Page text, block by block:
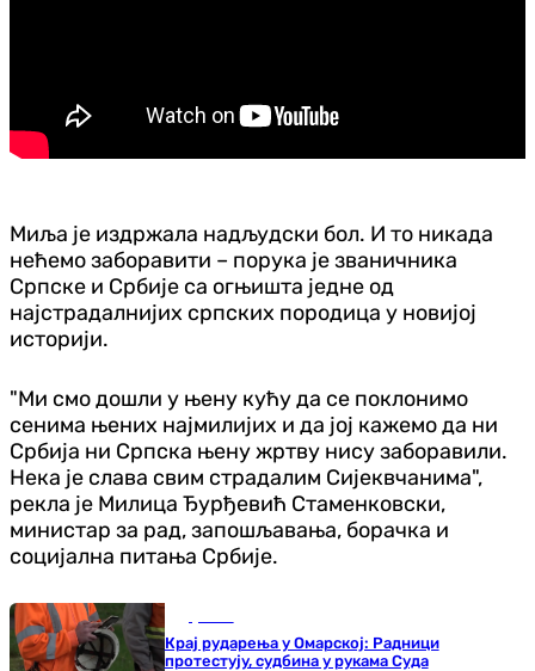
Миља је издржала надљудски бол. И то никада
нећемо заборавити – порука је званичника
Српске и Србије са огњишта једне од
најстрадалнијих српских породица у новијој
историји.
"Ми смо дошли у њену кућу да се поклонимо
сенима њених најмилијих и да јој кажемо да ни
Србија ни Српска њену жртву нису заборавили.
Нека је слава свим страдалим Сијеквчанима",
рекла је Милица Ђурђевић Стаменковски,
министар за рад, запошљавања, борачка и
социјална питања Србије.
Крај рударења у Омарској: Радници
протестују, судбина у рукама Суда